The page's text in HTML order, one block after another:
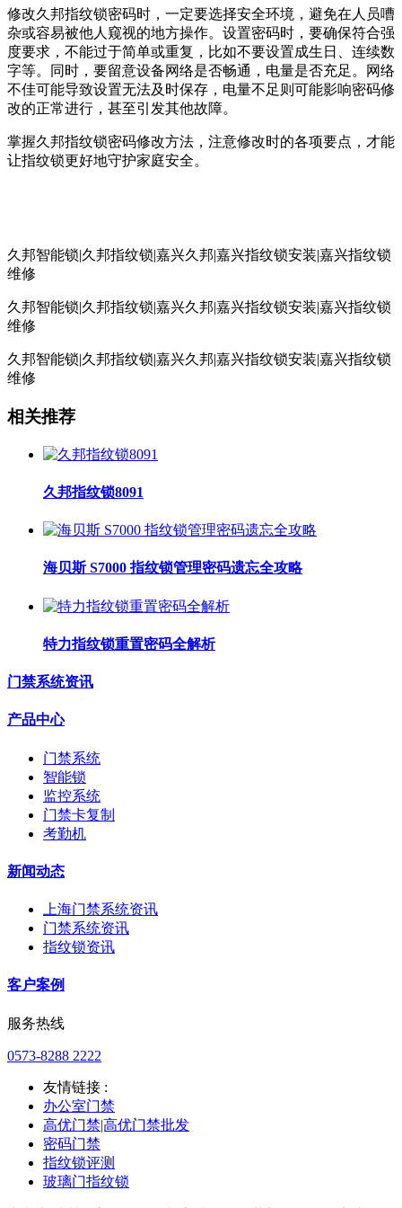
修改久邦指纹锁密码时，一定要选择安全环境，避免在人员嘈
杂或容易被他人窥视的地方操作。设置密码时，要确保符合强
度要求，不能过于简单或重复，比如不要设置成生日、连续数
字等。同时，要留意设备网络是否畅通，电量是否充足。网络
不佳可能导致设置无法及时保存，电量不足则可能影响密码修
改的正常进行，甚至引发其他故障。
掌握久邦指纹锁密码修改方法，注意修改时的各项要点，才能
让指纹锁更好地守护家庭安全。
久邦智能锁|久邦指纹锁|嘉兴久邦|嘉兴指纹锁安装|嘉兴指纹锁
维修
久邦智能锁|久邦指纹锁|嘉兴久邦|嘉兴指纹锁安装|嘉兴指纹锁
维修
久邦智能锁|久邦指纹锁|嘉兴久邦|嘉兴指纹锁安装|嘉兴指纹锁
维修
相关推荐
久邦指纹锁8091
海贝斯 S7000 指纹锁管理密码遗忘全攻略
特力指纹锁重置密码全解析
门禁系统资讯
产品中心
门禁系统
智能锁
监控系统
门禁卡复制
考勤机
新闻动态
上海门禁系统资讯
门禁系统资讯
指纹锁资讯
客户案例
服务热线
0573-8288 2222
友情链接 :
办公室门禁
高优门禁|高优门禁批发
密码门禁
指纹锁评测
玻璃门指纹锁